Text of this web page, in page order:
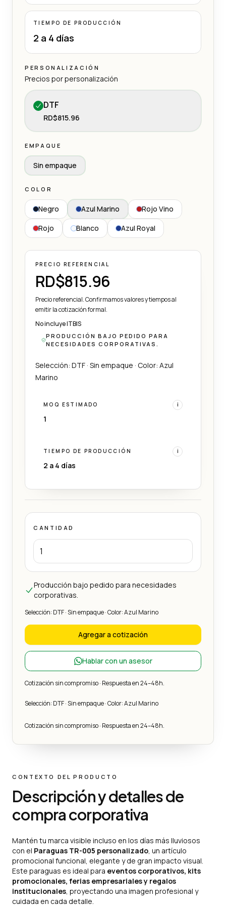
TIEMPO DE PRODUCCIÓN
2 a 4 días
PERSONALIZACIÓN
Precios por personalización
DTF
RD$815.96
EMPAQUE
Sin empaque
COLOR
Negro Azul Marino
Rojo Vino
Rojo
Blanco Azul Royal
PRECIO REFERENCIAL
RD$815.96
Precio referencial. Confirmamos valores y tiempos al
emitir la cotización formal.
No incluye ITBIS
PRODUCCIÓN BAJO PEDIDO PARA
NECESIDADES CORPORATIVAS.
Selección: DTF · Sin empaque · Color: Azul
Marino
MOQ ESTIMADO i
1
TIEMPO DE PRODUCCIÓN i
2 a 4 días
CANTIDAD
Producción bajo pedido para necesidades
corporativas.
Selección: DTF · Sin empaque · Color: Azul Marino
Agregar a cotización
Hablar con un asesor
Cotización sin compromiso · Respuesta en 24–48h.
Selección: DTF · Sin empaque · Color: Azul Marino
Cotización sin compromiso · Respuesta en 24–48h.
CONTEXTO DEL PRODUCTO
Descripción y detalles de
compra corporativa
Mantén tu marca visible incluso en los días más lluviosos
con el Paraguas TR-005 personalizado , un artículo
promocional funcional, elegante y de gran impacto visual.
Este paraguas es ideal para eventos corporativos, kits
promocionales, ferias empresariales y regalos
institucionales , proyectando una imagen profesional y
cuidada en cada detalle.